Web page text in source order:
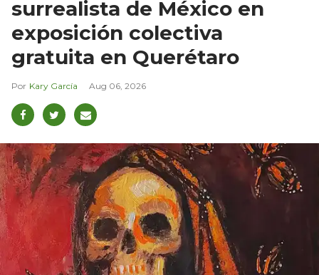
surrealista de México en
exposición colectiva
gratuita en Querétaro
Kary García Aug 06, 2026